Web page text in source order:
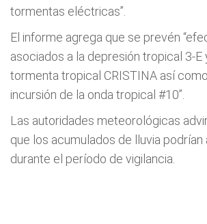
tormentas eléctricas”.
El informe agrega que se prevén
asociados a la depresión tropical 3-E
tormenta tropical CRISTINA así
incursión de la onda tropical #10”.
Las autoridades meteorológicas
que los acumulados de lluvia podrían
durante el período de vigilancia.